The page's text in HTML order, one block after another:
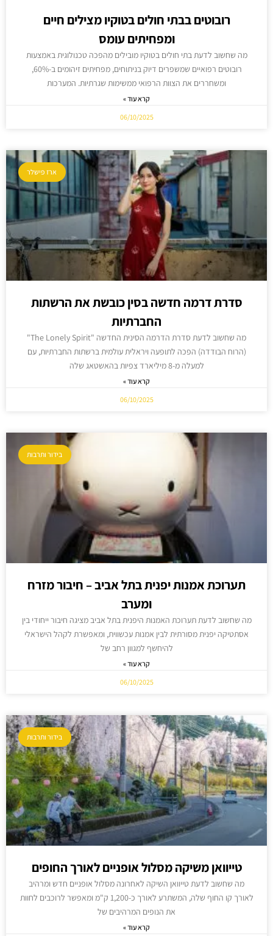
רובוטים בבתי חולים בטוקיו מצילים חיים
ומפחיתים עומס
מה שחשוב לדעת בתי חולים בטוקיו מובילים מהפכה טכנולוגית באמצעות
רובוטים רפואיים שמשפרים דיוק בניתוחים, מפחיתים זיהומים ב-60%,
ומשחררים את הצוות הרפואי ממשימות שגרתיות. המערכות
קרא עוד »
06/10/2025
ארז פישלר
סדרת דרמה חדשה בסין כובשת את הרשתות
החברתיות
מה שחשוב לדעת סדרת הדרמה הסינית החדשה "The Lonely Spirit"
(הרוח הבודדה) הפכה לתופעה ויראלית עולמית ברשתות החברתיות, עם
למעלה מ-8 מיליארד צפיות בהאשטאג שלה
קרא עוד »
06/10/2025
בידור ותרבות
תערוכת אמנות יפנית בתל אביב – חיבור מזרח
ומערב
מה שחשוב לדעת תערוכת האמנות היפנית בתל אביב מציגה חיבור ייחודי בין
אסתטיקה יפנית מסורתית לבין אמנות עכשווית, ומאפשרת לקהל הישראלי
להיחשף למגוון רחב של
קרא עוד »
06/10/2025
בידור ותרבות
טייוואן משיקה מסלול אופניים לאורך החופים
מה שחשוב לדעת טייוואן השיקה לאחרונה מסלול אופניים חדש ומרהיב
לאורך קו החוף שלה, המשתרע לאורך כ-1,200 ק"מ ומאפשר לרוכבים לחוות
את הנופים המרהיבים של
קרא עוד »